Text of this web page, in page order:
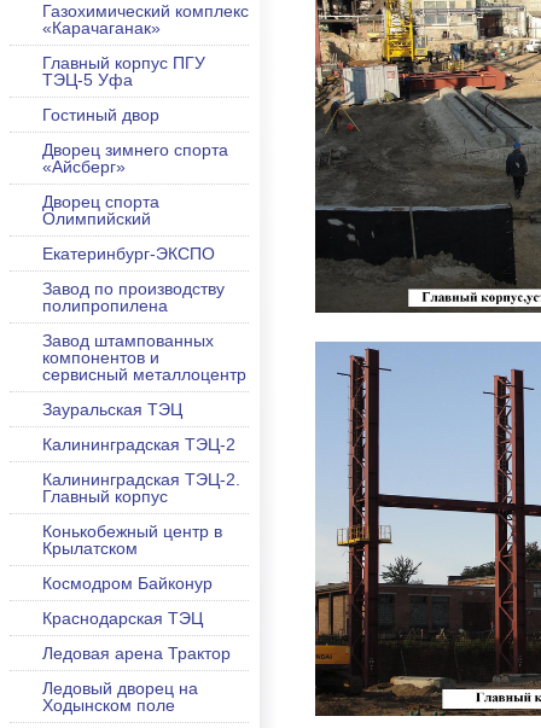
Газохимический комплекс
«Карачаганак»
Главный корпус ПГУ
ТЭЦ-5 Уфа
Гостиный двор
Дворец зимнего спорта
«Айсберг»
Дворец спорта
Олимпийский
Екатеринбург-ЭКСПО
Завод по производству
полипропилена
Завод штампованных
компонентов и
сервисный металлоцентр
Зауральская ТЭЦ
Калининградская ТЭЦ-2
Калининградская ТЭЦ-2.
Главный корпус
Конькобежный центр в
Крылатском
Космодром Байконур
Краснодарская ТЭЦ
Ледовая арена Трактор
Ледовый дворец на
Ходынском поле